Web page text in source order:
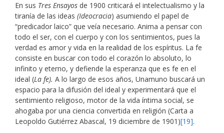
En sus Tres Ensayos de 1900 criticará el intelectualismo y la
tiranía de las ideas (Ideocracia) asumiendo el papel de
“predicador laico” que veía necesario. Anima a pensar con
todo el ser, con el cuerpo y con los sentimientos, pues la
verdad es amor y vida en la realidad de los espíritus. La fe
consiste en buscar con todo el corazón lo absoluto, lo
infinito y eterno, y defiende la esperanza que es fe en el
ideal (La fe). A lo largo de esos años, Unamuno buscará un
espacio para la difusión del ideal y experimentará que el
sentimiento religioso, motor de la vida íntima social, se
ahogaba por una ciencia convertida en religión (Carta a
Leopoldo Gutiérrez Abascal, 19 diciembre de 1901)[19].